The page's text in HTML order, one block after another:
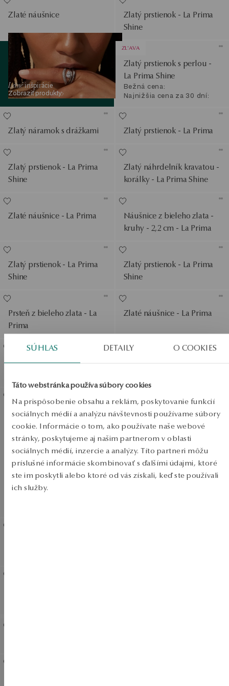
SÚHLAS DETAILY O COOKIES
Táto webstránka používa súbory cookies
Na prispôsobenie obsahu a reklám, poskytovanie funkcií
sociálnych médií a analýzu návštevnosti používame súbory
cookie. Informácie o tom, ako používate naše webové
stránky, poskytujeme aj našim partnerom v oblasti
sociálnych médií, inzercie a analýzy. Títo partneri môžu
príslušné informácie skombinovať s ďalšími údajmi, ktoré
ste im poskytli alebo ktoré od vás získali, keď ste používali
ich služby.
Zlaté náušnice
Zlatý prstienok - La Prima
Shine
Letnéinšpirácie
Zobraziť produkty
Zobraziť produkty
ZL'AVA
Zlatý prstienok s perlou -
La Prima Shine
Bežná cena:
Najnižšia cena za 30 dní:
Zlatý náramok s drážkami Zlatý prstienok - La Prima
Zlatý prstienok - La Prima
Shine
Zlatý náhrdelník kravatou -
korálky - La Prima Shine
Zlaté náušnice - La Prima
Náušnice z bieleho zlata -
kruhy - 2,2 cm - La Prima
Zlatý prstienok - La Prima
Shine
Zlatý prstienok - La Prima
Shine
Prsteň z bieleho zlata - La
Prima
Zlaté náušnice - La Prima
Zlatý trojitý prsteň - La
Zlaté náušnice - srdcia - La
Prima Shine
SALE
SALE
SALE
Zobraziť produkty